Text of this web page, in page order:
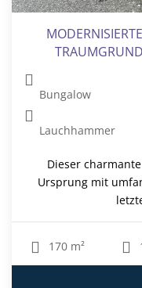
Bungalow
Lauchhammer
Dieser
Ursprung mit
170 m²